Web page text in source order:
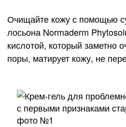
г
:
0
Очищайте кожу с помощью
лосьона Normaderm
кислотой, который заметно
поры, матирует кожу, не